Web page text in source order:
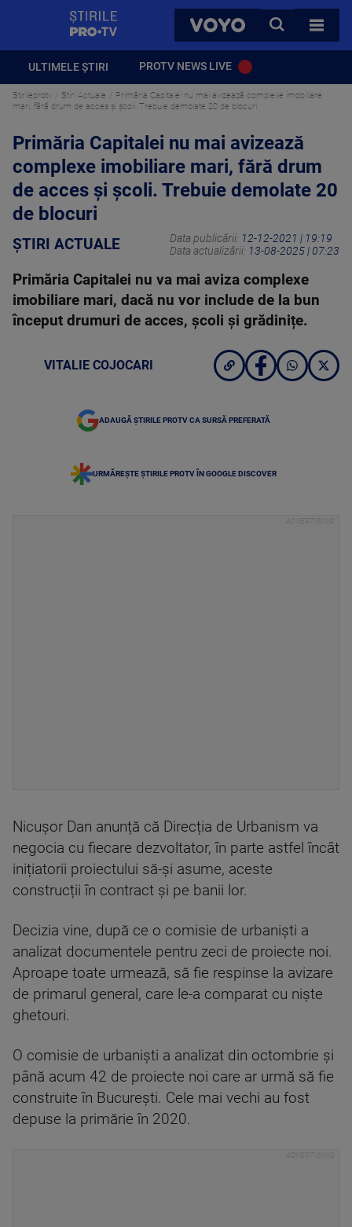
VOYO
CAUTA
TOATE
ULTIMELE ȘTIRI PROTV NEWS LIVE
Stirileprotv Știri Actuale
Primăria Capitalei nu mai avizează complexe imobiliare
mari, fără drum de acces și școli. Trebuie demolate 20 de blocuri
Primăria Capitalei nu mai avizează
complexe imobiliare mari, fără drum
de acces și școli. Trebuie demolate 20
de blocuri
ȘTIRI ACTUALE Data publicării: 12-12-2021 | 19:19
Data actualizării: 13-08-2025 | 07:23
Primăria Capitalei nu va mai aviza complexe
imobiliare mari, dacă nu vor include de la bun
început drumuri de acces, școli și grădinițe.
VITALIE COJOCARI
ADAUGĂ ȘTIRILE PROTV CA SURSĂ PREFERATĂ
URMĂREȘTE ȘTIRILE PROTV ÎN GOOGLE DISCOVER
Nicușor Dan anunță că Direcția de Urbanism va
negocia cu fiecare dezvoltator, în parte astfel încât
inițiatorii proiectului să-și asume, aceste
construcții în contract și pe banii lor.
Decizia vine, după ce o comisie de urbaniști a
analizat documentele pentru zeci de proiecte noi.
Aproape toate urmează, să fie respinse la avizare
de primarul general, care le-a comparat cu niște
ghetouri.
O comisie de urbaniști a analizat din octombrie și
până acum 42 de proiecte noi care ar urmă să fie
construite în București. Cele mai vechi au fost
depuse la primărie în 2020.